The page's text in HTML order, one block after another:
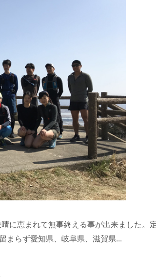
に恵まれて無事終える事が出来ました。
まらず愛知県、岐阜県、滋賀県...